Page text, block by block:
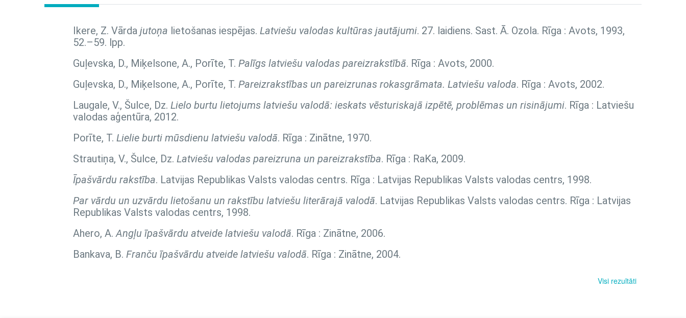
Ikere, Z. Vārda jutoņa lietošanas iespējas. Latviešu valodas kultūras jautājumi. 27. laidiens. Sast. Ā. Ozola. Rīga : Avots, 1993,
52.–59. lpp.
Guļevska, D., Miķelsone, A., Porīte, T. Palīgs latviešu valodas pareizrakstībā. Rīga : Avots, 2000.
Guļevska, D., Miķelsone, A., Porīte, T. Pareizrakstības un pareizrunas rokasgrāmata. Latviešu valoda. Rīga : Avots, 2002.
Laugale, V., Šulce, Dz. Lielo burtu lietojums latviešu valodā: ieskats vēsturiskajā izpētē, problēmas un risinājumi. Rīga : Latviešu
valodas aģentūra, 2012.
Porīte, T. Lielie burti mūsdienu latviešu valodā. Rīga : Zinātne, 1970.
Strautiņa, V., Šulce, Dz. Latviešu valodas pareizruna un pareizrakstība. Rīga : RaKa, 2009.
Īpašvārdu rakstība. Latvijas Republikas Valsts valodas centrs. Rīga : Latvijas Republikas Valsts valodas centrs, 1998.
Par vārdu un uzvārdu lietošanu un rakstību latviešu literārajā valodā. Latvijas Republikas Valsts valodas centrs. Rīga : Latvijas
Republikas Valsts valodas centrs, 1998.
Ahero, A.Angļu īpašvārdu atveide latviešu valodā. Rīga : Zinātne, 2006.
Bankava, B. Franču īpašvārdu atveide latviešu valodā. Rīga : Zinātne, 2004.
Visi rezultāti